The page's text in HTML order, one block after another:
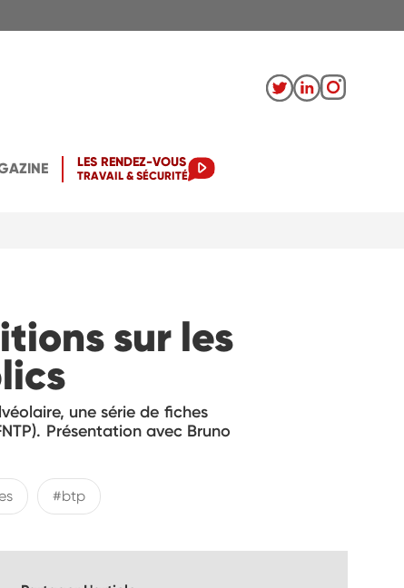
LES RENDEZ-VOUS
TRAVAIL & SÉCURITÉ
sur les
une série de fiches
Présentation avec Bruno
#btp